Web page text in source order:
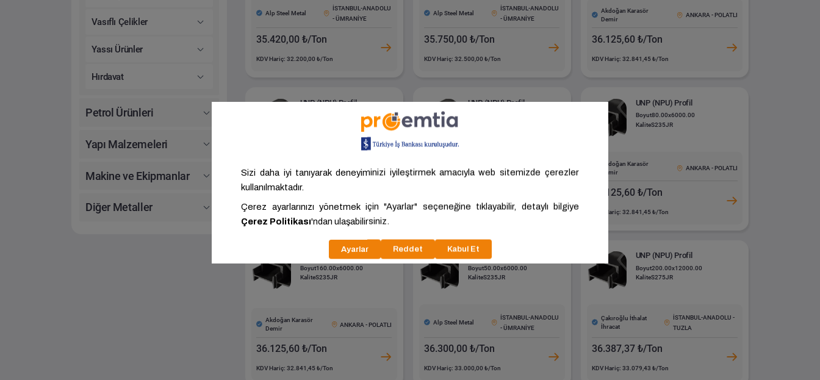
Vasıflı Çelikler
Yassı Ürünler
Hırdavat
Petrol Ürünleri
Yapı Malzemeleri
Makine ve Ekipmanlar
Diğer Metaller
Alp Steel Metal
İSTANBUL-ANADOLU
- ÜMRANİYE
35.420,00 ₺/Ton
KDV Hariç: 32.200,00 ₺/Ton
Alp Steel Metal
İSTANBUL-ANADOLU
- ÜMRANİYE
35.750,00 ₺/Ton
KDV Hariç: 32.500,00 ₺/Ton
Akdoğan Karasör
Demir
ANKARA - POLATLI
36.125,60 ₺/Ton
KDV Hariç: 32.841,45 ₺/Ton
UNP (NPU) Profil
120.00x6000.00
Demir
ANKARA - POLATLI
36.125,60 ₺/Ton
KDV Hariç: 32.841,45 ₺/Ton
UNP (NPU) Profil
Demir
ANKARA - POLATLI
KDV Hariç: 32.841,45 ₺/Ton
UNP (NPU) Profil
Boyut80.00x6000.00
KaliteS235JR
Akdoğan Karasör
Demir
ANKARA - POLATLI
36.125,60 ₺/Ton
KDV Hariç: 32.841,45 ₺/Ton
UNP (NPU) Profil
Boyut160.00x6000.00
KaliteS235JR
Akdoğan Karasör
Demir
ANKARA - POLATLI
36.125,60 ₺/Ton
KDV Hariç: 32.841,45 ₺/Ton
UNP (NPU) Profil
Boyut50.00x6000.00
KaliteS235JR
Alp Steel Metal
İSTANBUL-ANADOLU
- ÜMRANİYE
36.300,00 ₺/Ton
KDV Hariç: 33.000,00 ₺/Ton
UNP (NPU) Profil
Boyut200.00x12000.00
KaliteS275JR
Çakıroğlu İthalat
İhracat
İSTANBUL-ANADOLU -
TUZLA
36.387,37 ₺/Ton
KDV Hariç: 33.079,43 ₺/Ton